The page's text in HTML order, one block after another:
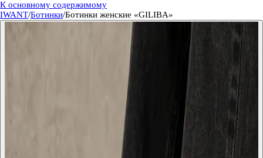
К основному содержимому
IWANT/Ботинки/Ботинки женские «GILIBA»